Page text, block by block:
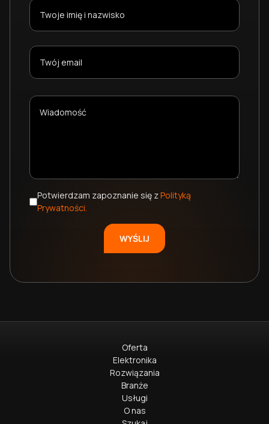
Potwierdzam zapoznanie się zPolityką
Prywatności.
Oferta
Elektronika
Rozwiązania
Branże
Usługi
O nas